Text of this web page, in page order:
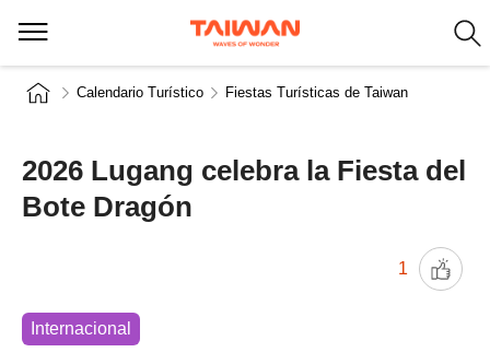
Calendario Turístico Fiestas Turísticas de Taiwan
2026 Lugang celebra la Fiesta del
Bote Dragón
1
Internacional